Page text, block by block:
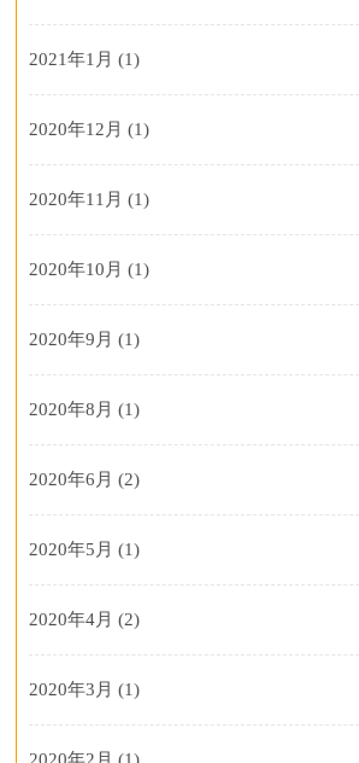
2021年1月 (1)
2020年12月 (1)
2020年11月 (1)
2020年10月 (1)
2020年9月 (1)
2020年8月 (1)
2020年6月 (2)
2020年5月 (1)
2020年4月 (2)
2020年3月 (1)
2020年2月 (1)